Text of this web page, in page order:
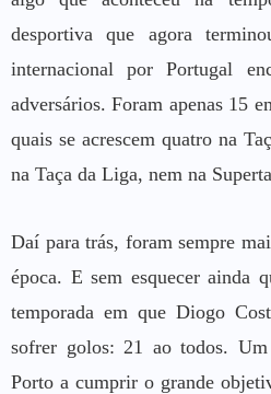
desportiva que agora
internacional por Portugal
adversários. Foram apenas 15
quais se acrescem quatro na
na Taça da Liga, nem na
Daí para trás, foram sempre
época. E sem esquecer ainda
temporada em que Diogo
sofrer golos: 21 ao todos.
Porto a cumprir o grande